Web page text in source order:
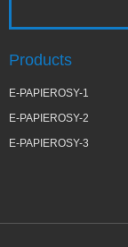
Products
E-PAPIEROSY-1
E-PAPIEROSY-2
E-PAPIEROSY-3